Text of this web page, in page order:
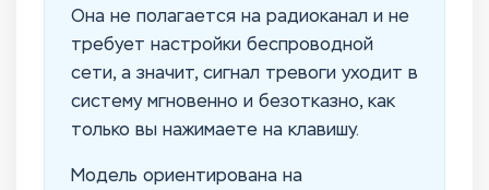
Она не полагается на радиоканал и не
требует настройки беспроводной
сети, а значит, сигнал тревоги уходит в
систему мгновенно и безотказно, как
только вы нажимаете на клавишу.
Модель ориентирована на